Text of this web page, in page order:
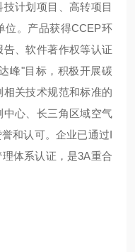
计划项目、高转项目
位。产品获得CCEP环
、软件著作权等认证
峰"目标，积极开展碳
关技术规范和标准的
心、长三角区域空气
和认可。企业已通过I
体系认证，是3A重合